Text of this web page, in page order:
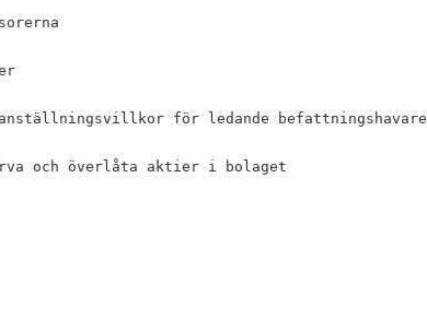
för ledande befattningshavare
och överlåta aktier i bolaget